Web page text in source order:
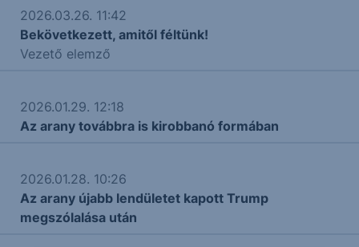
2026.03.26. 11:42
Bekövetkezett, amitől féltünk!
Vezető elemző
2026.01.29. 12:18
Az arany továbbra is kirobbanó formában
2026.01.28. 10:26
Az arany újabb lendületet kapott Trump
megszólalása után